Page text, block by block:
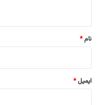
نام*
ایمیل*